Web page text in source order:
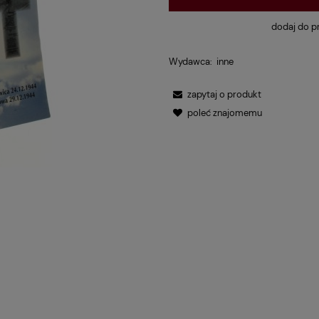
dodaj do
Wydawca: inne
zapytaj o produkt
poleć znajomemu